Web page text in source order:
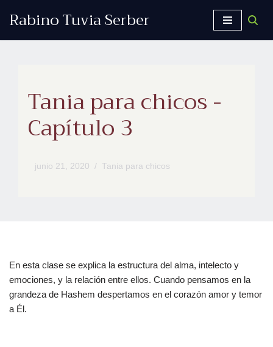
Rabino Tuvia Serber
Tania para chicos -
Capítulo 3
junio 21, 2020 Tania para chicos
En esta clase se explica la estructura del alma, intelecto y
emociones, y la relación entre ellos. Cuando pensamos en la
grandeza de Hashem despertamos en el corazón amor y temor
a Él.